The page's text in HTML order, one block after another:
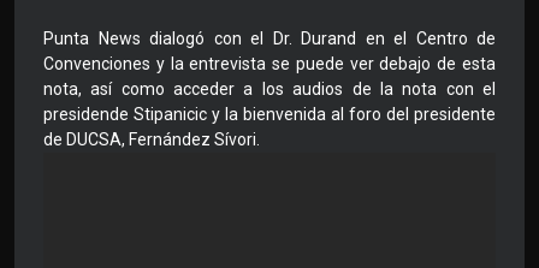
Punta News dialogó con el Dr. Durand en el Centro de
Convenciones y la entrevista se puede ver debajo de esta
nota, así como acceder a los audios de la nota con el
presidende Stipanicic y la bienvenida al foro del presidente
de DUCSA, Fernández Sívori.